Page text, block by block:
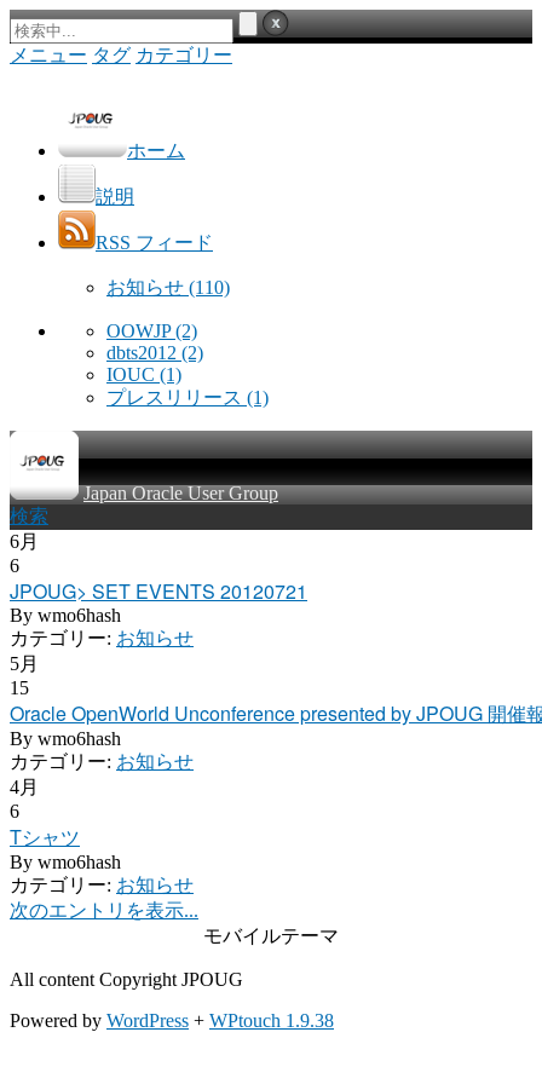
メニュー タグ カテゴリー
ホーム
説明
RSS フィード
お知らせ (110)
OOWJP(2)
dbts2012 (2)
IOUC (1)
プレスリリース (1)
Japan Oracle User Group
検索
6月
6
JPOUG> SET EVENTS 20120721
By wmo6hash
カテゴリー: お知らせ
5月
15
Oracle OpenWorld Unconference presented by JPOUG 開催
By wmo6hash
カテゴリー: お知らせ
4月
6
Tシャツ
By wmo6hash
カテゴリー: お知らせ
次のエントリを表示...
モバイルテーマ
All content Copyright JPOUG
Powered by WordPress + WPtouch 1.9.38